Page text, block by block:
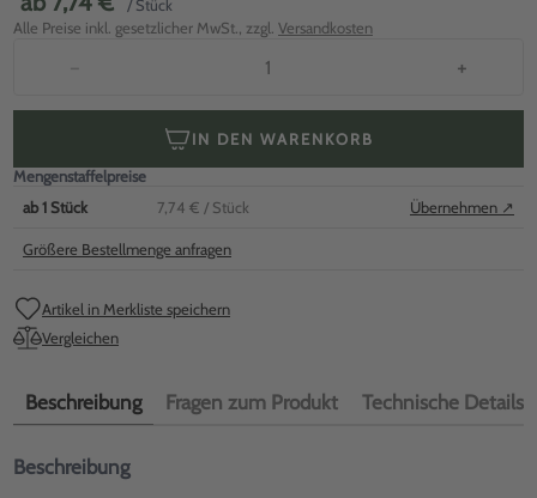
/ Stück
Alle Preise inkl. gesetzlicher MwSt., zzgl. Versandkosten
− +
IN DEN WARENKORB
Mengenstaffelpreise
ab1 Stück 7,74 € / Stück Übernehmen ↗
Größere Bestellmenge anfragen
Artikel in Merkliste speichern
Vergleichen
Beschreibung Fragen zum Produkt Technische Details
Beschreibung